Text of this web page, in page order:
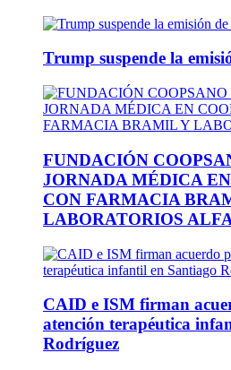
Trump suspende la
FUNDACIÓN
JORNADA MÉDICA
CON FARMACIA
LABORATORIOS
CAID e ISM firman
atención terapéutica
Rodríguez